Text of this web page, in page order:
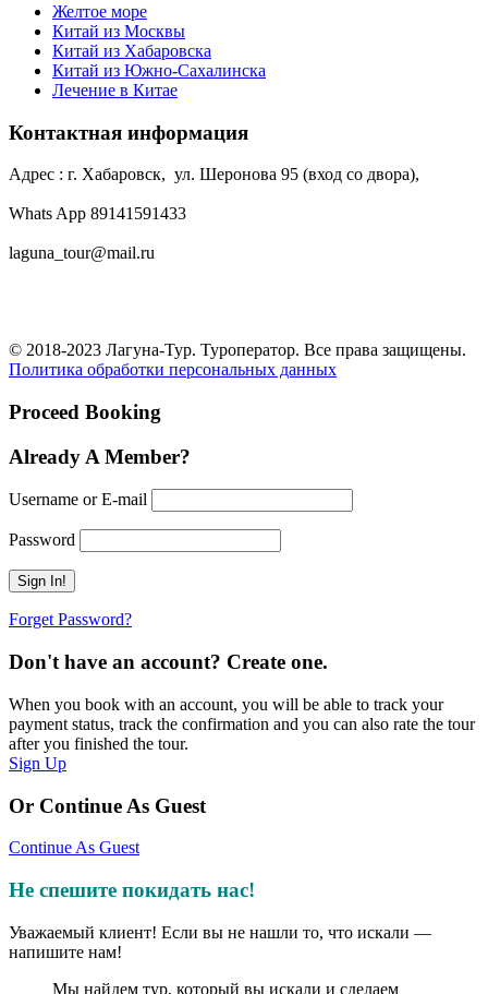
Желтое море
Китай из Москвы
Китай из Хабаровска
Китай из Южно-Сахалинска
Лечение в Китае
Контактная информация
Адрес : г. Хабаровск, ул. Шеронова 95 (вход со двора),
Whats App 89141591433
laguna_tour@mail.ru
© 2018-2023 Лагуна-Тур. Туроператор. Все права защищены.
Политика обработки персональных данных
Proceed Booking
Already A Member?
Username or E-mail
Password
Forget Password?
Don't have an account? Create one.
When you book with an account, you will be able to track your
payment status, track the confirmation and you can also rate the tour
after you finished the tour.
Sign Up
Or Continue As Guest
Continue As Guest
Не спешите покидать нас!
Уважаемый клиент! Если вы не нашли то, что искали —
напишите нам!
Мы найдем тур, который вы искали и сделаем